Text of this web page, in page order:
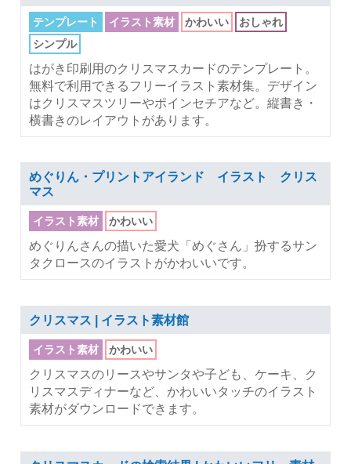
テンプレート イラスト素材 かわいい
おしゃれ
シンプル
はがき印刷用のクリスマスカードのテンプレート。
無料で利用できるフリーイラスト素材集。デザイン
はクリスマスツリーやポインセチアなど。縦書き・
横書きのレイアウトがあります。
めぐりん・プリントアイランド イラスト クリス
マス
イラスト素材 かわいい
めぐりんさんの描いた愛犬「めぐさん」扮するサン
タクロースのイラストがかわいいです。
クリスマス | イラスト素材館
イラスト素材 かわいい
クリスマスのリースやサンタや子ども、ケーキ、ク
リスマスディナーなど、かわいいタッチのイラスト
素材がダウンロードできます。